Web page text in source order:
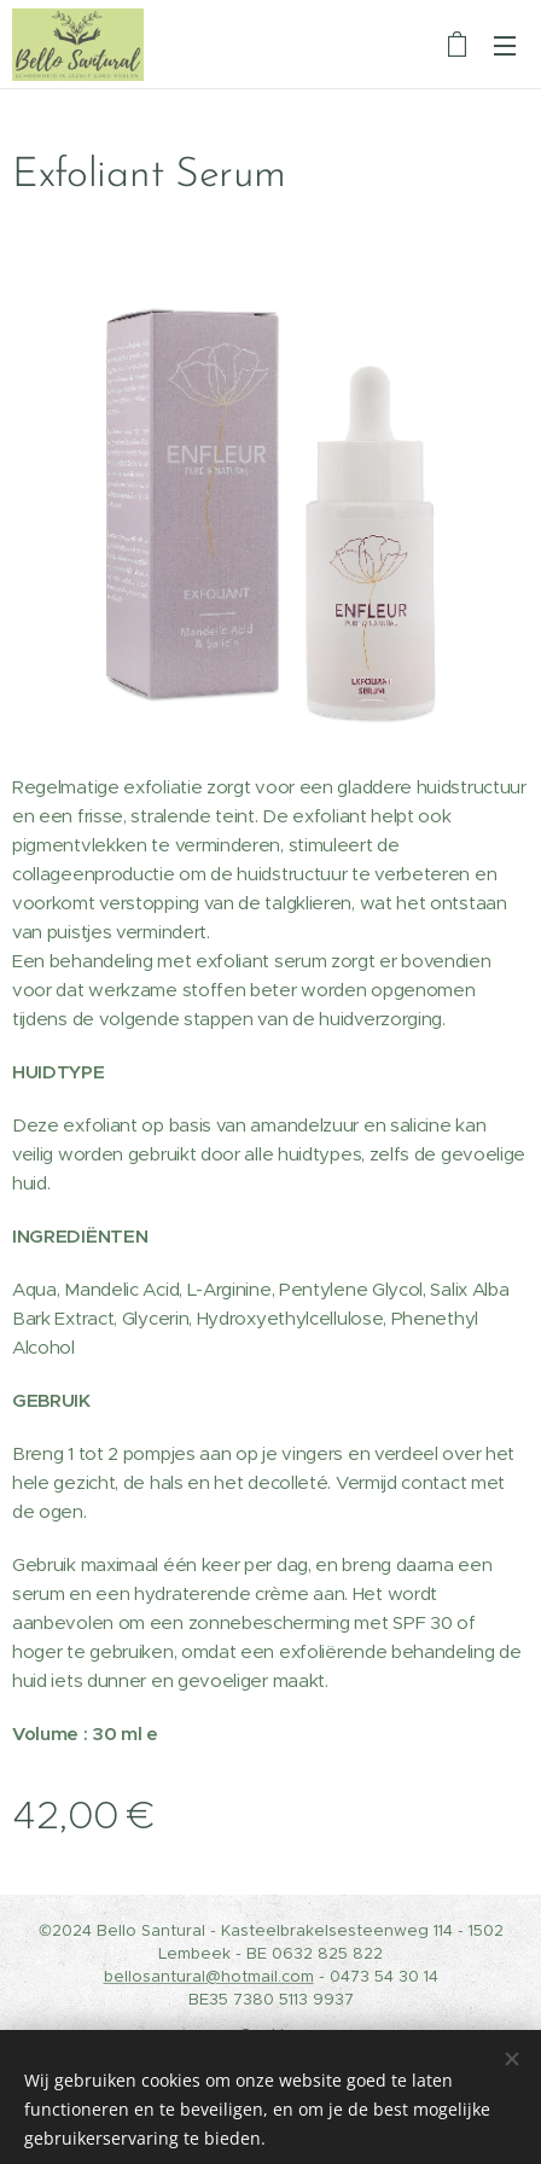
Exfoliant Serum
Regelmatige exfoliatie zorgt voor een gladdere huidstructuur
en een frisse, stralende teint. De exfoliant helpt ook
pigmentvlekken te verminderen, stimuleert de
collageenproductie om de huidstructuur te verbeteren en
voorkomt verstopping van de talgklieren, wat het ontstaan
van puistjes vermindert.
Een behandeling met exfoliant serum zorgt er bovendien
voor dat werkzame stoffen beter worden opgenomen
tijdens de volgende stappen van de huidverzorging.
HUIDTYPE
Deze exfoliant op basis van amandelzuur en salicine kan
veilig worden gebruikt door alle huidtypes, zelfs de gevoelige
huid.
INGREDIËNTEN
Aqua, Mandelic Acid, L-Arginine, Pentylene Glycol, Salix Alba
Bark Extract, Glycerin, Hydroxyethylcellulose, Phenethyl
Alcohol
GEBRUIK
Breng 1 tot 2 pompjes aan op je vingers en verdeel over het
hele gezicht, de hals en het decolleté. Vermijd contact met
de ogen.
Gebruik maximaal één keer per dag, en breng daarna een
serum en een hydraterende crème aan. Het wordt
aanbevolen om een zonnebescherming met SPF 30 of
hoger te gebruiken, omdat een exfoliërende behandeling de
huid iets dunner en gevoeliger maakt.
Volume : 30 ml e
42,00 €
©2024 Bello Santural - Kasteelbrakelsesteenweg 114 - 1502
Lembeek - BE 0632 825 822
bellosantural@hotmail.com - 0473 54 30 14
BE35 7380 5113 9937
Cookies
Talen
Nederlands
Français
Wij gebruiken cookies om onze website goed te laten
functioneren en te beveiligen, en om je de best mogelijke
gebruikerservaring te bieden.